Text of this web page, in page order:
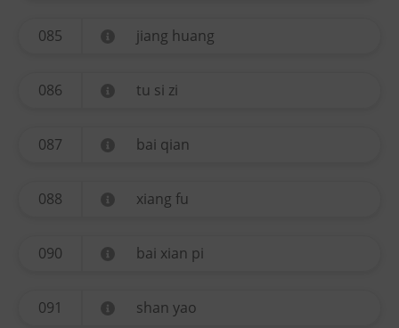
085 jiang huang
086 tu si zi
087 bai qian
088 xiang fu
090 bai xian pi
091 shan yao